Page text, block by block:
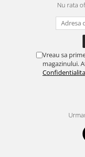
Nu rata
Vreau sa
magazinului.